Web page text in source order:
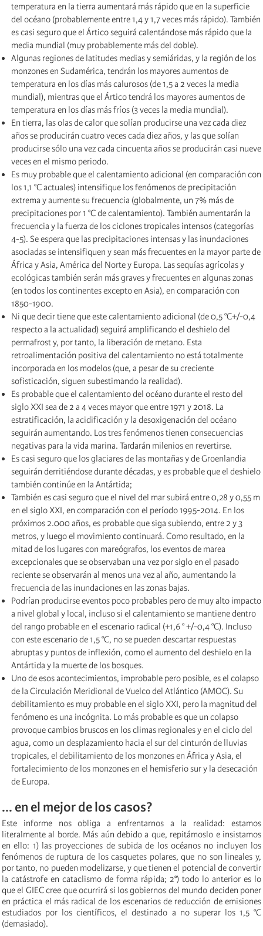
temperatura en la tierra aumentará más rápido que en la superficie
del océano (probablemente entre 1,4 y 1,7 veces más rápido). También
es casi seguro que el Ártico seguirá calentándose más rápido que la
media mundial (muy probablemente más del doble).
Algunas regiones de latitudes medias y semiáridas, y la región de los
monzones en Sudamérica, tendrán los mayores aumentos de
temperatura en los días más calurosos (de 1,5 a 2 veces la media
mundial), mientras que el Ártico tendrá los mayores aumentos de
temperatura en los días más fríos (3 veces la media mundial).
En tierra, las olas de calor que solían producirse una vez cada diez
años se producirán cuatro veces cada diez años, y las que solían
producirse sólo una vez cada cincuenta años se producirán casi nueve
veces en el mismo periodo.
Es muy probable que el calentamiento adicional (en comparación con
los 1,1 °C actuales) intensifique los fenómenos de precipitación
extrema y aumente su frecuencia (globalmente, un 7% más de
precipitaciones por 1 °C de calentamiento). También aumentarán la
frecuencia y la fuerza de los ciclones tropicales intensos (categorías
4-5). Se espera que las precipitaciones intensas y las inundaciones
asociadas se intensifiquen y sean más frecuentes en la mayor parte de
África y Asia, América del Norte y Europa. Las sequías agrícolas y
ecológicas también serán más graves y frecuentes en algunas zonas
(en todos los continentes excepto en Asia), en comparación con
1850-1900.
Ni que decir tiene que este calentamiento adicional (de 0,5 °C+/-0,4
respecto a la actualidad) seguirá amplificando el deshielo del
permafrost y, por tanto, la liberación de metano. Esta
retroalimentación positiva del calentamiento no está totalmente
incorporada en los modelos (que, a pesar de su creciente
sofisticación, siguen subestimando la realidad).
Es probable que el calentamiento del océano durante el resto del
siglo XXI sea de 2 a 4 veces mayor que entre 1971 y 2018. La
estratificación, la acidificación y la desoxigenación del océano
seguirán aumentando. Los tres fenómenos tienen consecuencias
negativas para la vida marina. Tardarán milenios en revertirse.
Es casi seguro que los glaciares de las montañas y de Groenlandia
seguirán derritiéndose durante décadas, y es probable que el deshielo
también continúe en la Antártida;
También es casi seguro que el nivel del mar subirá entre 0,28 y 0,55 m
en el siglo XXI, en comparación con el período 1995-2014. En los
próximos 2.000 años, es probable que siga subiendo, entre 2 y 3
metros, y luego el movimiento continuará. Como resultado, en la
mitad de los lugares con mareógrafos, los eventos de marea
excepcionales que se observaban una vez por siglo en el pasado
reciente se observarán al menos una vez al año, aumentando la
frecuencia de las inundaciones en las zonas bajas.
Podrían producirse eventos poco probables pero de muy alto impacto
a nivel global y local, incluso si el calentamiento se mantiene dentro
del rango probable en el escenario radical (+1,6 ° +/-0,4 °C). Incluso
con este escenario de 1,5 °C, no se pueden descartar respuestas
abruptas y puntos de inflexión, como el aumento del deshielo en la
Antártida y la muerte de los bosques.
Uno de esos acontecimientos, improbable pero posible, es el colapso
de la Circulación Meridional de Vuelco del Atlántico (AMOC). Su
debilitamiento es muy probable en el siglo XXI, pero la magnitud del
fenómeno es una incógnita. Lo más probable es que un colapso
provoque cambios bruscos en los climas regionales y en el ciclo del
agua, como un desplazamiento hacia el sur del cinturón de lluvias
tropicales, el debilitamiento de los monzones en África y Asia, el
fortalecimiento de los monzones en el hemisferio sur y la desecación
de Europa.
... en el mejor de los casos?
Este informe nos obliga a enfrentarnos a la realidad: estamos
literalmente al borde. Más aún debido a que, repitámoslo e insistamos
en ello: 1) las proyecciones de subida de los océanos no incluyen los
fenómenos de ruptura de los casquetes polares, que no son lineales y,
por tanto, no pueden modelizarse, y que tienen el potencial de convertir
la catástrofe en cataclismo de forma rápida; 2°) todo lo anterior es lo
que el GIEC cree que ocurrirá si los gobiernos del mundo deciden poner
en práctica el más radical de los escenarios de reducción de emisiones
estudiados por los científicos, el destinado a no superar los 1,5 °C
(demasiado).